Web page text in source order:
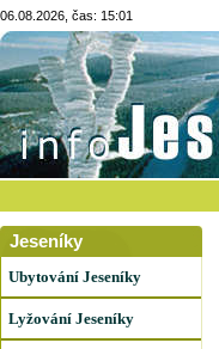
06.08.2026, čas: 15:01
Jeseníky
Ubytování Jeseníky
Lyžování Jeseníky